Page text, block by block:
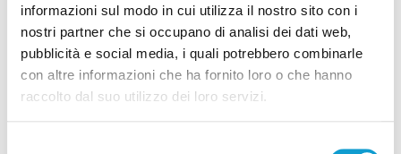
informazioni sul modo in cui utilizza il nostro sito con i
nostri partner che si occupano di analisi dei dati web,
pubblicità e social media, i quali potrebbero combinarle
con altre informazioni che ha fornito loro o che hanno
raccolto dal suo utilizzo dei loro servizi.